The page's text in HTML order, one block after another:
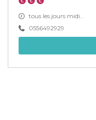
tous les jours midi...
0556492929